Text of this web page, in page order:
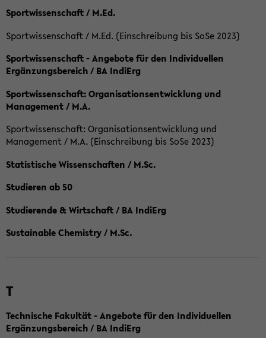
Sportwissenschaft / M.Ed.
Sportwissenschaft / M.Ed. (Einschreibung bis SoSe 2023)
Sportwissenschaft - Angebote für den Individuellen
Ergänzungsbereich / BA IndiErg
Sportwissenschaft: Organisationsentwicklung und
Management / M.A.
Sportwissenschaft: Organisationsentwicklung und
Management / M.A. (Einschreibung bis SoSe 2023)
Statistische Wissenschaften / M.Sc.
Studieren ab 50
Studierende & Wirtschaft / BA IndiErg
Sustainable Chemistry / M.Sc.
T
Technische Fakultät - Angebote für den Individuellen
Ergänzungsbereich / BA IndiErg